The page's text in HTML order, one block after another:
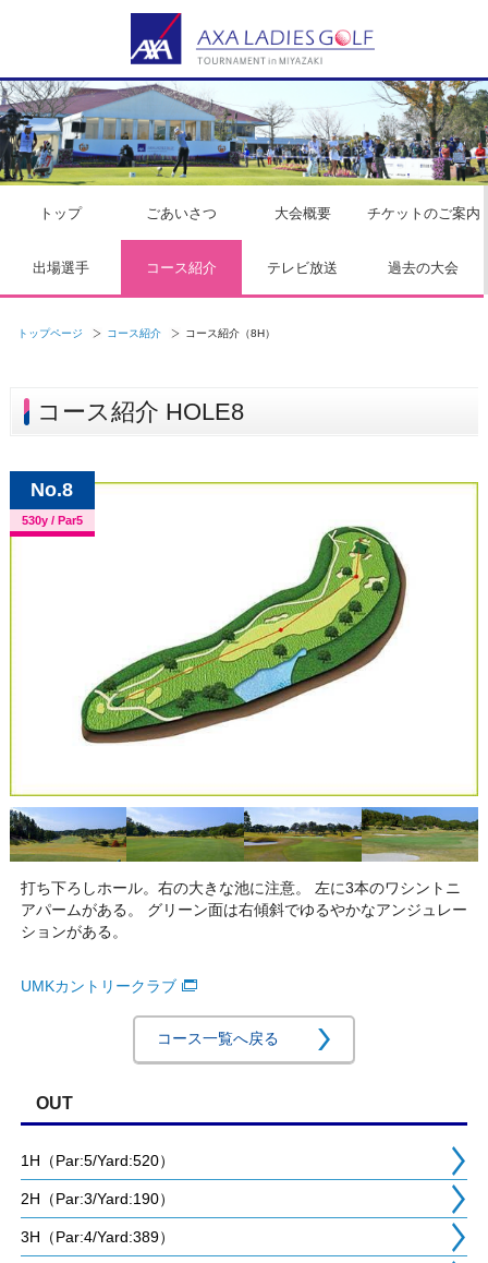
トップ ごあいさつ 大会概要 チケットのご案内
出場選手 コース紹介 テレビ放送 過去の大会
トップページ コース紹介 コース紹介（8H）
コース紹介 HOLE8
8
530y / Par5
打ち下ろしホール。右の大きな池に注意。 左に3本のワシントニ
アパームがある。 グリーン面は右傾斜でゆるやかなアンジュレー
ションがある。
UMKカントリークラブ
コース一覧へ戻る
OUT
1H（Par:5/Yard:520）
2H（Par:3/Yard:190）
3H（Par:4/Yard:389）